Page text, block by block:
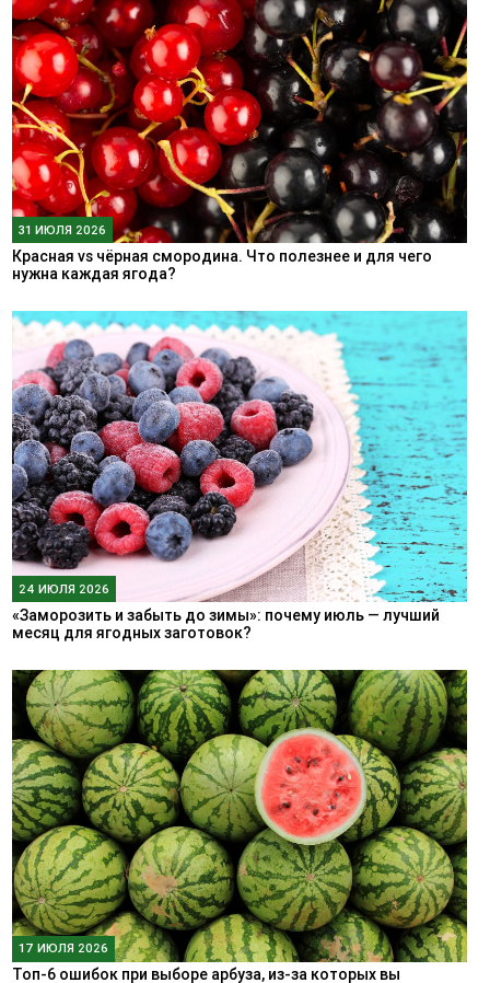
31 ИЮЛЯ 2026
Красная vs чёрная смородина. Что полезнее и для чего
нужна каждая ягода?
24 ИЮЛЯ 2026
«Заморозить и забыть до зимы»: почему июль — лучший
месяц для ягодных заготовок?
17 ИЮЛЯ 2026
Топ-6 ошибок при выборе арбуза, из-за которых вы